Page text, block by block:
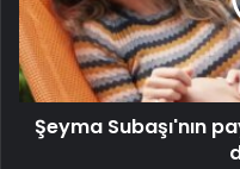
Şeyma Subaşı'nın